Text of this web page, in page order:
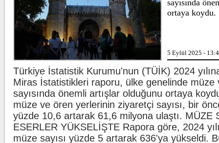
sayısında
ortaya koydu.
5 Eylül 2025 -
Türkiye İstatistik Kurumu'nun (TÜİK) 2024
Miras İstatistikleri raporu, ülke genelinde müze
sayısında önemli artışlar olduğunu ortaya
müze ve ören yerlerinin ziyaretçi sayısı, bir
yüzde 10,6 artarak 61,6 milyona ulaştı. MÜZE
ESERLER YÜKSELİŞTE Rapora göre, 2024
müze sayısı yüzde 5 artarak 636'ya yükseldi.
ligaman yaralanması tespit edildiğini
duyurdu.
Kılıçdaroğlu'ndan esnafa ziyaret
CHP Genel Başkanı Kemal
Kılıçdaroğlu, Ankara Ulus'ta esnaf
ziyareti yaptı. Kılıçdaroğlu'na parti
yöneticileri eşlik etti.
Oğuzhan Uğur adliyeye sevk edildi
İstanbul Emniyet Müdürlüğü Mali
Suçlarla Mücadele Şube Müdürlüğü
ekiplerince Ahbap Derneği'nin ...
İran'dan